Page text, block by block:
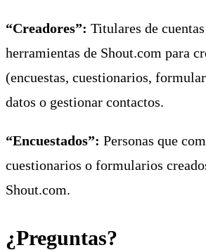
“Creadores”: Titulares de
herramientas de Shout.com para
(encuestas, cuestionarios,
datos o gestionar contactos.
“Encuestados”: Personas que
cuestionarios o formularios
Shout.com.
¿Preguntas?